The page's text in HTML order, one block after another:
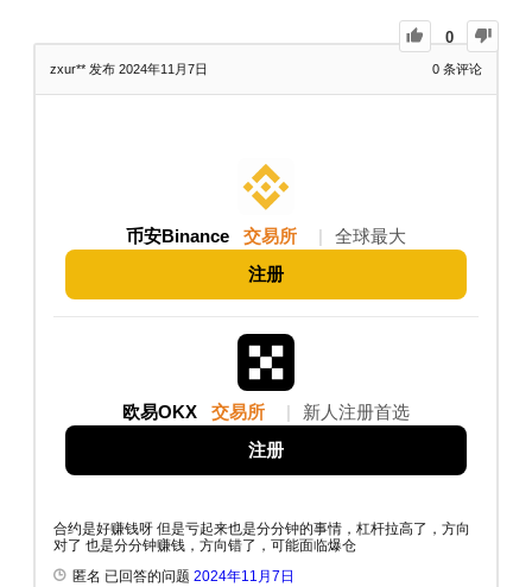
0
zxur** 发布 2024年11月7日 0 条评论
币安Binance 交易所 全球最大
注册
欧易OKX 交易所 新人注册首选
注册
合约是好赚钱呀 但是亏起来也是分分钟的事情，杠杆拉高了，方向
对了 也是分分钟赚钱，方向错了，可能面临爆仓
匿名 已回答的问题 2024年11月7日